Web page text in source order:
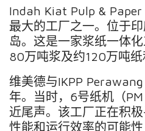
Indah Kiat Pulp & Paper
最大的工厂之一。位于
岛。 这是一家浆纸一体
80万吨浆及约120万吨
维美德与IKPP Perawang
年。当时， 6号纸机（
近尾声。该工厂正在积
性能和运行效率的可能性